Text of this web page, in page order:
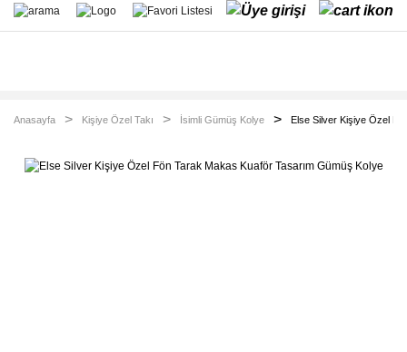
Anasayfa Kişiye Özel Takı İsimli Gümüş Kolye Else Silver Kişiye Özel